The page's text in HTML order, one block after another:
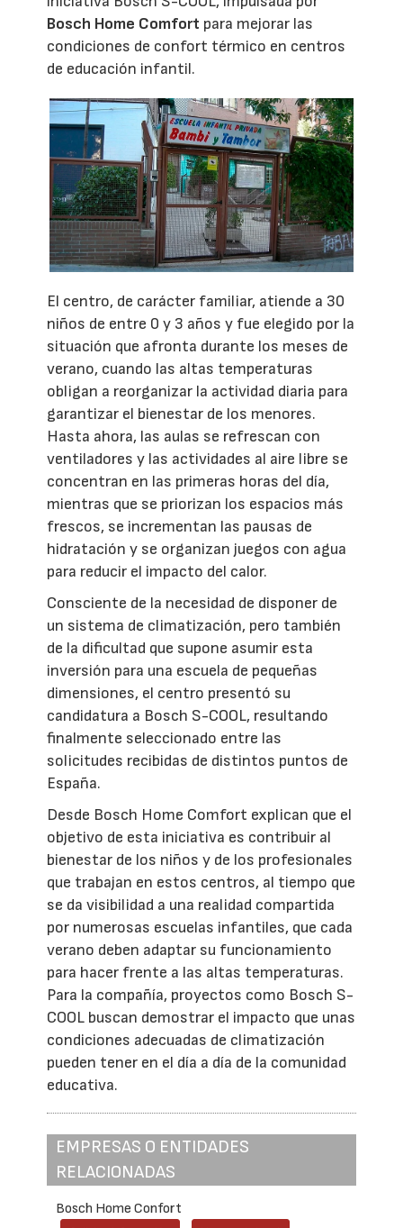
Bosch Home Comfort para mejorar las
condiciones de confort térmico en centros
de educación infantil.
El centro, de carácter familiar, atiende a 30
niños de entre 0 y 3 años y fue elegido por la
situación que afronta durante los meses de
verano, cuando las altas temperaturas
obligan a reorganizar la actividad diaria para
garantizar el bienestar de los menores.
Hasta ahora, las aulas se refrescan con
ventiladores y las actividades al aire libre se
concentran en las primeras horas del día,
mientras que se priorizan los espacios más
frescos, se incrementan las pausas de
hidratación y se organizan juegos con agua
para reducir el impacto del calor.
Consciente de la necesidad de disponer de
un sistema de climatización, pero también
de la dificultad que supone asumir esta
inversión para una escuela de pequeñas
dimensiones, el centro presentó su
candidatura a Bosch S-COOL, resultando
finalmente seleccionado entre las
solicitudes recibidas de distintos puntos de
España.
Desde Bosch Home Comfort explican que el
objetivo de esta iniciativa es contribuir al
bienestar de los niños y de los profesionales
que trabajan en estos centros, al tiempo que
se da visibilidad a una realidad compartida
por numerosas escuelas infantiles, que cada
verano deben adaptar su funcionamiento
para hacer frente a las altas temperaturas.
Para la compañía, proyectos como Bosch S-
COOL buscan demostrar el impacto que unas
condiciones adecuadas de climatización
pueden tener en el día a día de la comunidad
educativa.
EMPRESAS O ENTIDADES
RELACIONADAS
Bosch Home Confort